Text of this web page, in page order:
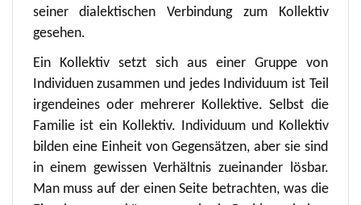
seiner dialektischen Verbindung zum Kollektiv
gesehen.
Ein Kollektiv setzt sich aus einer Gruppe von
Individuen zusammen und jedes Individuum ist Teil
irgendeines oder mehrerer Kollektive. Selbst die
Familie ist ein Kollektiv. Individuum und Kollektiv
bilden eine Einheit von Gegensätzen, aber sie sind
in einem gewissen Verhältnis zueinander lösbar.
Man muss auf der einen Seite betrachten, was die